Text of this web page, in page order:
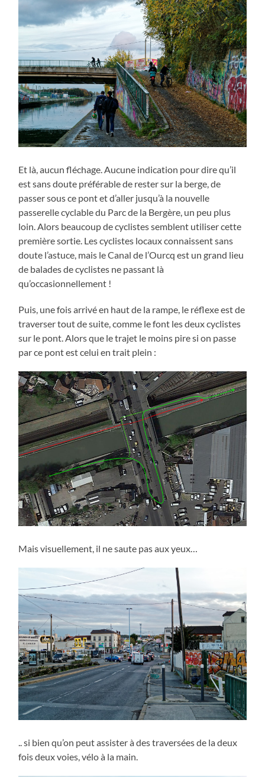
Et là, aucun fléchage. Aucune indication pour dire qu’il
est sans doute préférable de rester sur la berge, de
passer sous ce pont et d’aller jusqu’à la nouvelle
passerelle cyclable du Parc de la Bergère, un peu plus
loin. Alors beaucoup de cyclistes semblent utiliser cette
première sortie. Les cyclistes locaux connaissent sans
doute l’astuce, mais le Canal de l’Ourcq est un grand lieu
de balades de cyclistes ne passant là
qu’occasionnellement !
Puis, une fois arrivé en haut de la rampe, le réflexe est de
traverser tout de suite, comme le font les deux cyclistes
sur le pont. Alors que le trajet le moins pire si on passe
par ce pont est celui en trait plein :
Mais visuellement, il ne saute pas aux yeux…
.. si bien qu’on peut assister à des traversées de la deux
fois deux voies, vélo à la main.